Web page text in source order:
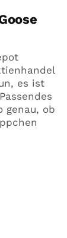
es ist
genau, ob